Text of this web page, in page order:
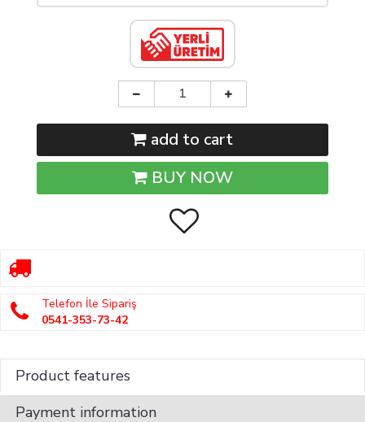
add to cart
BUY NOW
Telefon İle Sipariş
0541-353-73-42
Product features
Payment information